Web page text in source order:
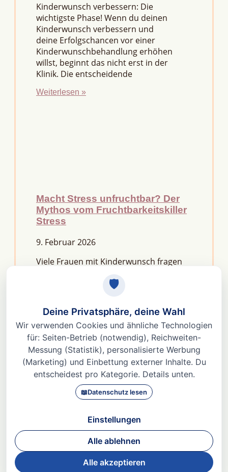
Kinderwunsch verbessern: Die
wichtigste Phase! Wenn du deinen
Kinderwunsch verbessern und
deine Erfolgschancen vor einer
Kinderwunschbehandlung erhöhen
willst, beginnt das nicht erst in der
Klinik. Die entscheidende
Weiterlesen »
Macht Stress unfruchtbar? Der
Mythos vom Fruchtbarkeitskiller
Stress
9. Februar 2026
Viele Frauen mit Kinderwunsch fragen
kurze Antwort lautet: Nein, aber er kann
Fruchtbarkeit aus dem Gleichgewicht
bringen. Denn Stress
Weiterlesen »
© 2026 Dr. med Heidi Gößlinghoff |
|
Datenschutz|AGBs